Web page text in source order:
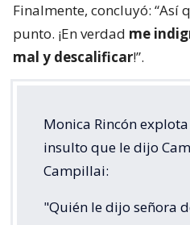
Finalmente, concluyó: “Así
punto. ¡En verdad me
mal y descalificar!”.
Monica Rincón
insulto que le dijo
Campillai:
"Quién le dijo señora